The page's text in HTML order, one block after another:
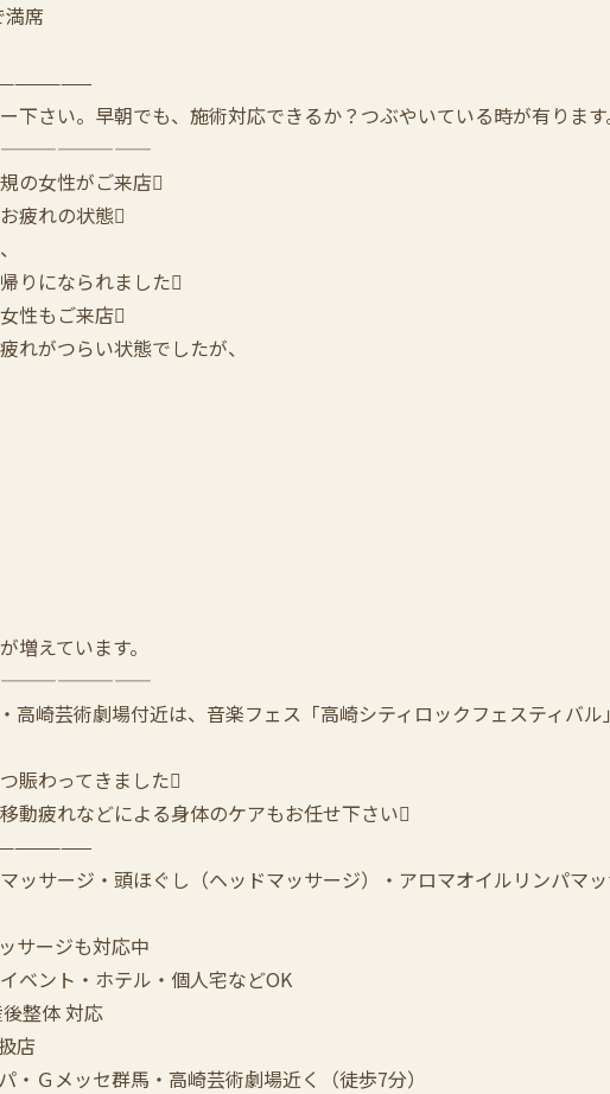
席
下さい。早朝でも、施術対応できるか？つぶやいている時が有りま
の女性がご来店
疲れの状態
りになられました
性もご来店
れがつらい状態でしたが、
増えています。
高崎芸術劇場付近は、音楽フェス「高崎シティロックフェスティバ
賑わってきました
動疲れなどによる身体のケアもお任せ下さい
ッサージ・頭ほぐし（ヘッドマッサージ）・アロマオイルリンパマ
サージも対応中
ベント・ホテル・個人宅などOK
整体 対応
店
・Ｇメッセ群馬・高崎芸術劇場近く（徒歩7分）